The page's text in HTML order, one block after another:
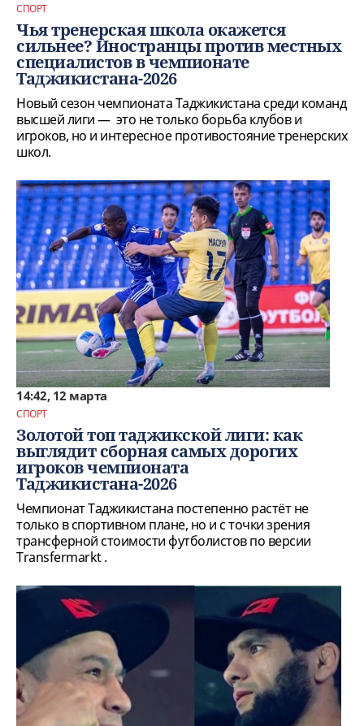
СПОРТ
Чья тренерская школа окажется
сильнее? Иностранцы против местных
специалистов в чемпионате
Таджикистана-2026
Новый сезон чемпионата Таджикистана среди команд
высшей лиги — это не только борьба клубов и
игроков, но и интересное противостояние тренерских
школ.
14:42, 12 марта
СПОРТ
Золотой топ таджикской лиги: как
выглядит сборная самых дорогих
игроков чемпионата
Таджикистана-2026
Чемпионат Таджикистана постепенно растёт не
только в спортивном плане, но и с точки зрения
трансферной стоимости футболистов по версии
Transfermarkt .